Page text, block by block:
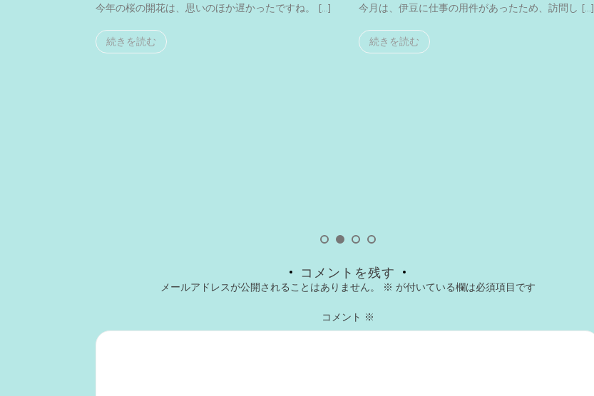
今年の桜の開花は、思いのほか遅かったですね。 […]
続きを読む
今月は、伊豆に仕事の用件があったため、訪問し […]
続きを読む
コメントを残す
メールアドレスが公開されることはありません。 ※ が付いている欄は必須項目です
コメント ※